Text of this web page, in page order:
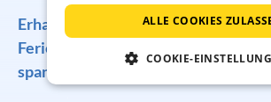
Erhalten Sie regelmäßig Angebote
Ferienunterkünfte, tolle
spannende Reisetipps!
ALLE COOKIES
COOKIE-